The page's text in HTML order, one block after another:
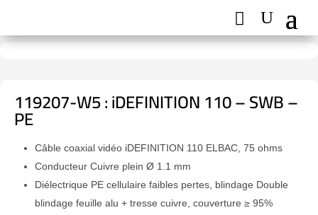
119207-W5 : iDEFINITION 110 – SWB –
PE
Câble coaxial vidéo iDEFINITION 110 ELBAC, 75 ohms
Conducteur Cuivre plein Ø 1.1 mm
Diélectrique PE cellulaire faibles pertes, blindage Double
blindage feuille alu + tresse cuivre, couverture ≥ 95%